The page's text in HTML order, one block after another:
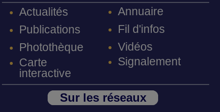
Actualités
Publications
Photothèque
Carte
interactive
Annuaire
Fil d'infos
Vidéos
Signalement
Sur les réseaux